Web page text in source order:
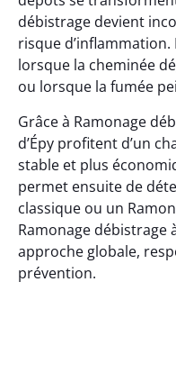
débistrage devient
risque
lorsque la cheminée
ou lorsque la fumée
Grâce à Ramonage
d’Épy profitent d’un
stable et plus
permet ensuite de
classique ou un
Ramonage débistrage
approche globale,
prévention.